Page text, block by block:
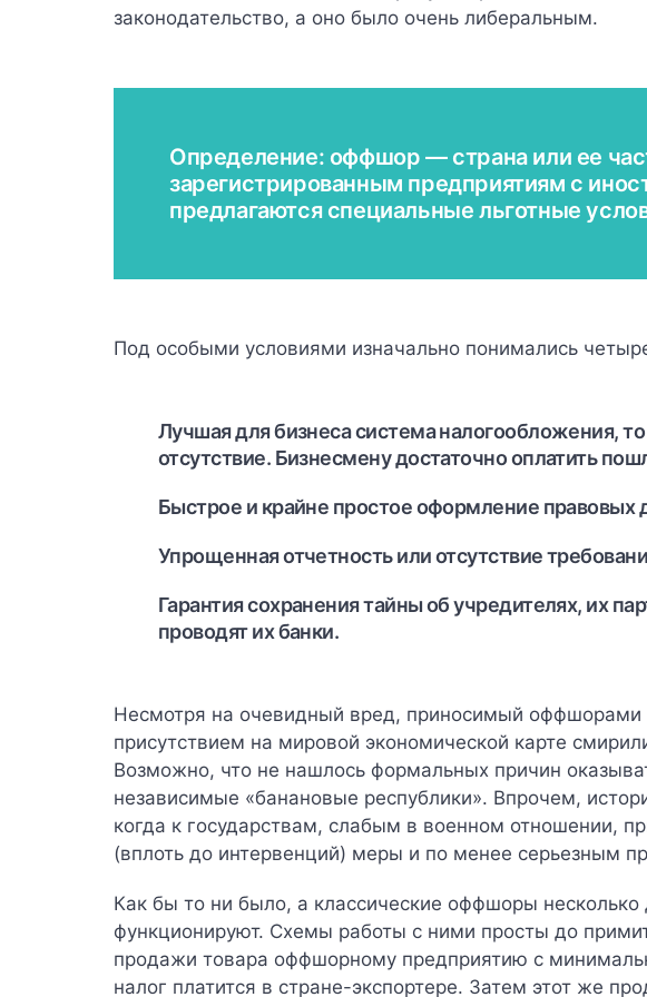
законодательство, а оно было очень либеральным.
Определение: оффшор — страна или ее
зарегистрированным предприятиям с
предлагаются специальные льготные
Под особыми условиями изначально понимались
Лучшая для бизнеса система налогообложения,
отсутствие. Бизнесмену достаточно оплатить
Быстрое и крайне простое оформление правовых
Упрощенная отчетность или отсутствие
Гарантия сохранения тайны об учредителях, их
проводят их банки.
Несмотря на очевидный вред, приносимый
присутствием на мировой экономической карте
Возможно, что не нашлось формальных причин
независимые «банановые республики». Впрочем,
когда к государствам, слабым в военном отношении,
(вплоть до интервенций) меры и по менее серьезным
Как бы то ни было, а классические оффшоры несколько
функционируют. Схемы работы с ними просты до
продажи товара оффшорному предприятию с
налог платится в стране-экспортере. Затем этот же